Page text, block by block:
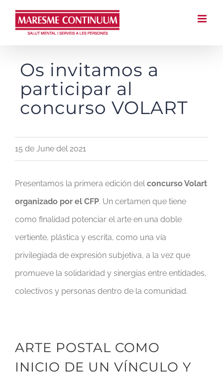
Saltar
Os invitamos a
participar al
concurso VOLART
15 de June del 2021
Presentamos la primera edición delconcurso Volart
organizado por el CFP. Un certamen que tiene
como finalidad potenciar el arte en una doble
vertiente, plástica y escrita, como una vía
privilegiada de expresión subjetiva, a la vez que
promueve la solidaridad y sinergias entre entidades,
colectivos y personas dentro de la comunidad.
ARTE POSTAL COMO
INICIO DE UN VÍNCULO Y